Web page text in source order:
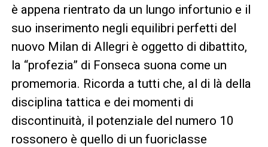
è appena rientrato da un lungo infortunio e il
suo inserimento negli equilibri perfetti del
nuovo Milan di Allegri è oggetto di dibattito,
la “profezia” di Fonseca suona come un
promemoria. Ricorda a tutti che, al di là della
disciplina tattica e dei momenti di
discontinuità, il potenziale del numero 10
rossonero è quello di un fuoriclasse